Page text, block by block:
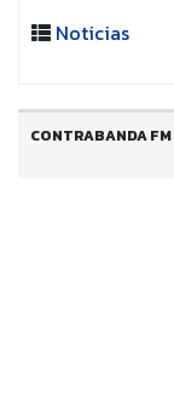
Noticias
CONTRABANDA FM